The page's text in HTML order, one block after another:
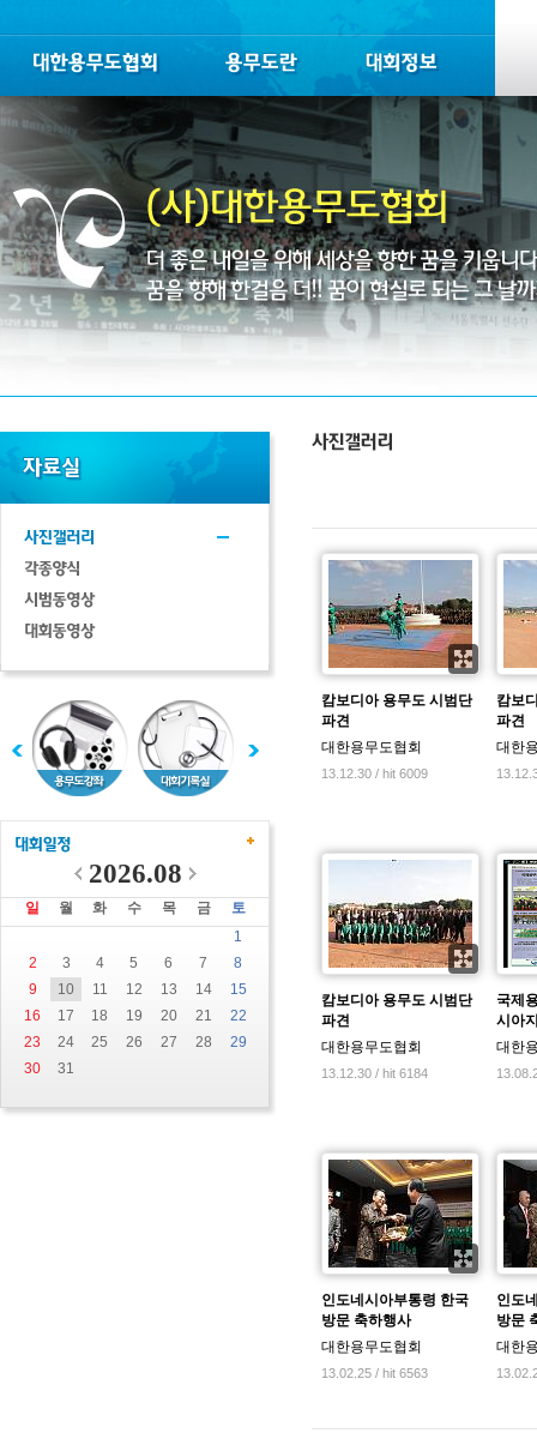
2026.08
일 월 화 수 목 금
토
1
2
3 4 5 6 7
8
9
10 11 12 13 14
15
16
17 18 19 20 21
22
23
24 25 26 27 28
29
30
31
캄보디아 용무도 시범단
파견
대한용무도협회
13.12.30 / hit 6009
캄보
파견
대한
캄보디아 용무도 시범단
파견
대한용무도협회
13.12.30 / hit 6184
국제
시아
대한
인도네시아부통령 한국
방문 축하행사
대한용무도협회
13.02.25 / hit 6563
인도
방문
대한